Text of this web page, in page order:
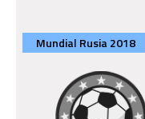
Mundial Rusia 2018